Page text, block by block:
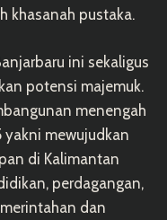
khasanah pustaka.
ini sekaligus
potensi majemuk.
menengah
yakni mewujudkan
di Kalimantan
perdagangan,
dan